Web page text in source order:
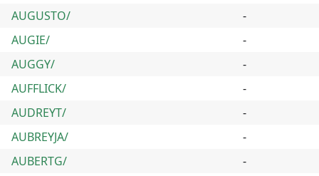
AUGUSTO/
-
AUGIE/
-
AUGGY/
-
AUFFLICK/
-
AUDREYT/
-
AUBREYJA/
-
AUBERTG/
-